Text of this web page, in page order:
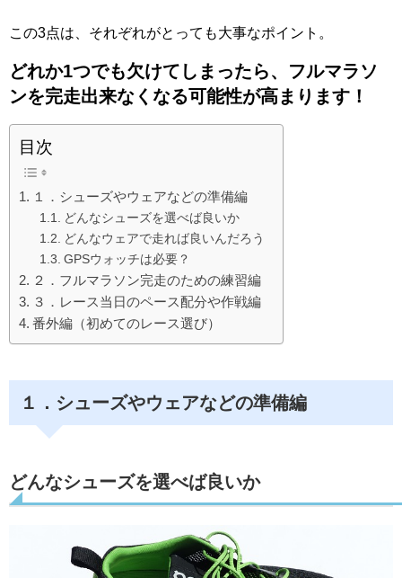
この3点は、それぞれがとっても大事なポイント。
どれか1つでも欠けてしまったら、フルマラソ
ンを完走出来なくなる可能性が高まります！
目次
１．シューズやウェアなどの準備編
どんなシューズを選べば良いか
どんなウェアで走れば良いんだろう
GPSウォッチは必要？
２．フルマラソン完走のための練習編
３．レース当日のペース配分や作戦編
番外編（初めてのレース選び）
１．シューズやウェアなどの準備編
どんなシューズを選べば良いか